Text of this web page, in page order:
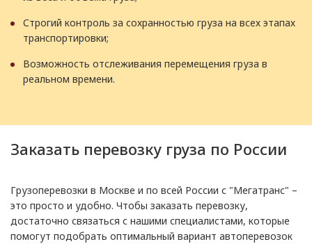
Строгий контроль за сохранностью груза на всех этапах
транспортировки;
Возможность отслеживания перемещения груза в
реальном времени.
Заказать перевозку груза по России
Грузоперевозки в Москве и по всей России с "Мегатранс" –
это просто и удобно. Чтобы заказать перевозку,
достаточно связаться с нашими специалистами, которые
помогут подобрать оптимальный вариант автоперевозок